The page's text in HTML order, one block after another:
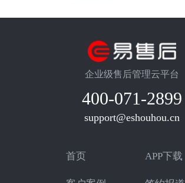
企业级售后管理云平台
400-071-2899
support@eshouhou.cn
首页 APP下载